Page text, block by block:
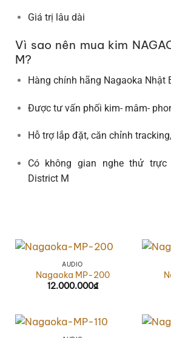
Giá trị lâu dài
Vì sao nên mua kim
M?
Hàng chính hãng Nagaoka Nhật
Được tư vấn phối kim- mâm-
Hỗ trợ lắp đặt, căn chỉnh
Có không gian nghe thử trực
District M
AUDIO
Nagaoka MP-200
12.000.000₫